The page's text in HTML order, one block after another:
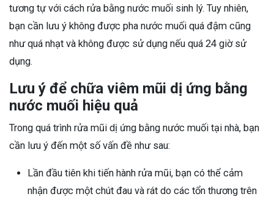
tương tự với cách rửa bằng nước muối sinh lý. Tuy nhiên,
bạn cần lưu ý không được pha nước muối quá đậm cũng
như quá nhạt và không được sử dụng nếu quá 24 giờ sử
dụng.
Lưu ý để chữa viêm mũi dị ứng bằng
nước muối hiệu quả
Trong quá trình rửa mũi dị ứng bằng nước muối tại nhà, bạn
cần lưu ý đến một số vấn đề như sau:
Lần đầu tiên khi tiến hành rửa mũi, bạn có thể cảm
nhận được một chút đau và rát do các tổn thương trên